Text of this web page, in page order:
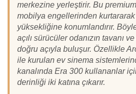
merkezine yerleştirir. Bu
mobilya engellerinden kurtararak
yüksekliğine konumlandırır.
açılı sürücüler odanızın tavanı
doğru açıyla buluşur. Özellikle
ile kurulan ev sinema
kanalında Era 300 kullananlar
derinliği iki katına çıkarır.